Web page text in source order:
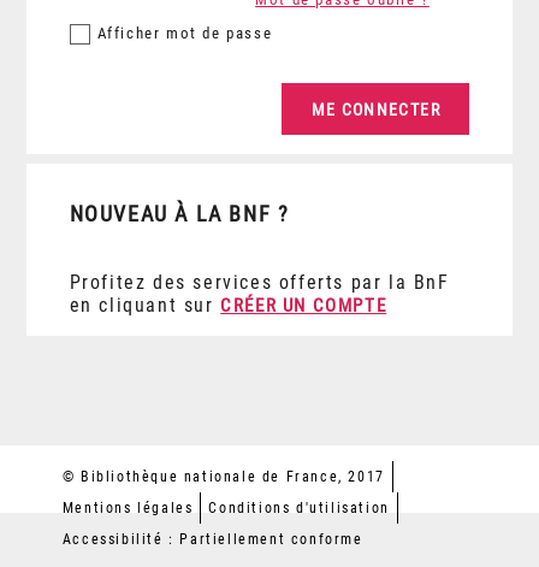
Afficher mot de passe
NOUVEAU À LA BNF ?
Profitez des services offerts par la BnF
en cliquant sur CRÉER UN COMPTE
© Bibliothèque nationale de France, 2017
Mentions légales
Conditions d'utilisation
Accessibilité : Partiellement conforme